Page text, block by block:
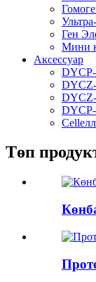
Ген
Мини
Аксессуар
DYCP-
DYCP-
Төп